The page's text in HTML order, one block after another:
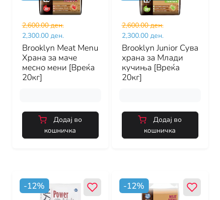
2,600.00 ден.
2,300.00 ден.
Brooklyn Meat Menu
Храна за маче
месно мени [Вреќа
20кг]
Додај во
кошничка
2,600.00 ден.
2,300.00 ден.
Brooklyn Junior Сува
храна за Млади
кучиња [Вреќа
20кг]
Додај во
кошничка
-12% -12%